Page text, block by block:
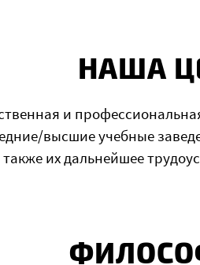
НАША
и
высшие учебные
их дальнейшее